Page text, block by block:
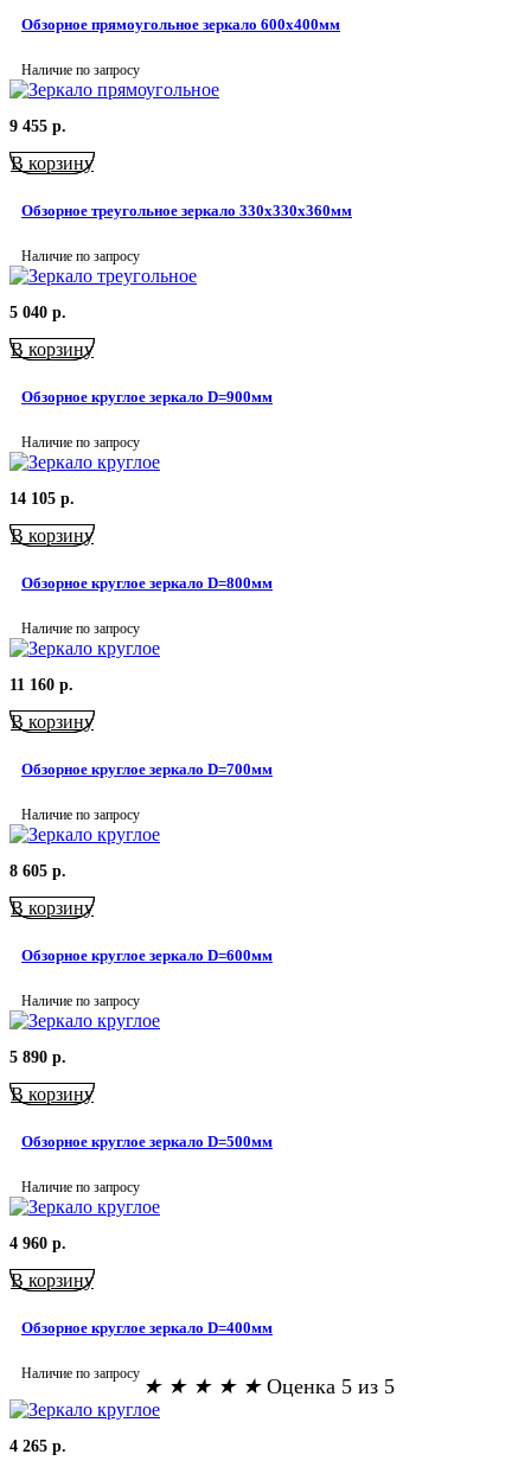
Обзорное прямоугольное зеркало 600х400мм
Наличие по запросу
9 455 р.
В корзину
Обзорное треугольное зеркало 330х330х360мм
Наличие по запросу
5 040 р.
В корзину
Обзорное круглое зеркало D=900мм
Наличие по запросу
14 105 р.
В корзину
Обзорное круглое зеркало D=800мм
Наличие по запросу
11 160 р.
В корзину
Обзорное круглое зеркало D=700мм
Наличие по запросу
8 605 р.
В корзину
Обзорное круглое зеркало D=600мм
Наличие по запросу
5 890 р.
В корзину
Обзорное круглое зеркало D=500мм
Наличие по запросу
4 960 р.
В корзину
Обзорное круглое зеркало D=400мм
Наличие по запросу
★ ★ ★ ★ ★ Оценка 5 из 5
4 265 р.